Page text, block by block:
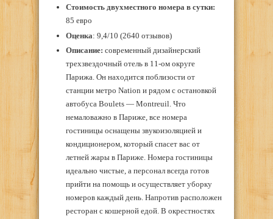
Стоимость двухместного номера в сутки:
85 евро
Оценка: 9,4/10 (2640 отзывов)
Описание: современный дизайнерский
трехзвездочный отель в 11-ом округе
Парижа. Он находится поблизости от
станции метро Nation и рядом с остановкой
автобуса Boulets — Montreuil. Что
немаловажно в Париже, все номера
гостиницы оснащены звукоизоляцией и
кондиционером, который спасет вас от
летней жары в Париже. Номера гостиницы
идеально чистые, а персонал всегда готов
прийти на помощь и осуществляет уборку
номеров каждый день. Напротив расположен
ресторан с кошерной едой. В окрестностях